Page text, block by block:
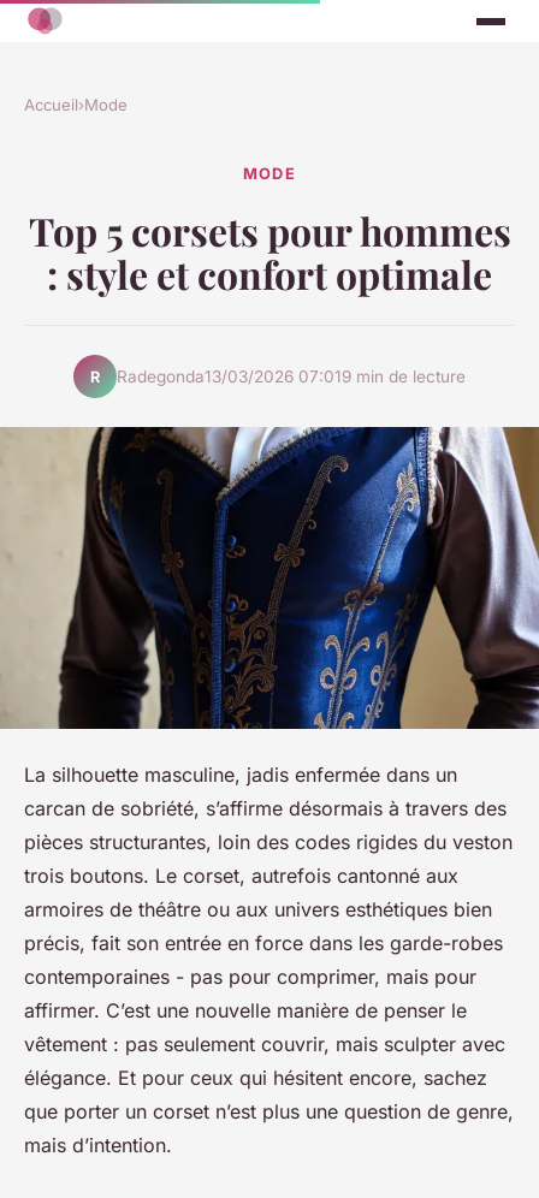
Accueil›Mode
MODE
Top 5 corsets pour hommes
: style et confort optimale
R Radegonda13/03/2026 07:019 min de lecture
La silhouette masculine, jadis enfermée dans un
carcan de sobriété, s’affirme désormais à travers des
pièces structurantes, loin des codes rigides du veston
trois boutons. Le corset, autrefois cantonné aux
armoires de théâtre ou aux univers esthétiques bien
précis, fait son entrée en force dans les garde-robes
contemporaines - pas pour comprimer, mais pour
affirmer. C’est une nouvelle manière de penser le
vêtement : pas seulement couvrir, mais sculpter avec
élégance. Et pour ceux qui hésitent encore, sachez
que porter un corset n’est plus une question de genre,
mais d’intention.